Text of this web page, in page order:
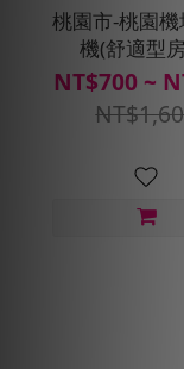
桃園市-桃園機
機(舒適型
NT$700 ~